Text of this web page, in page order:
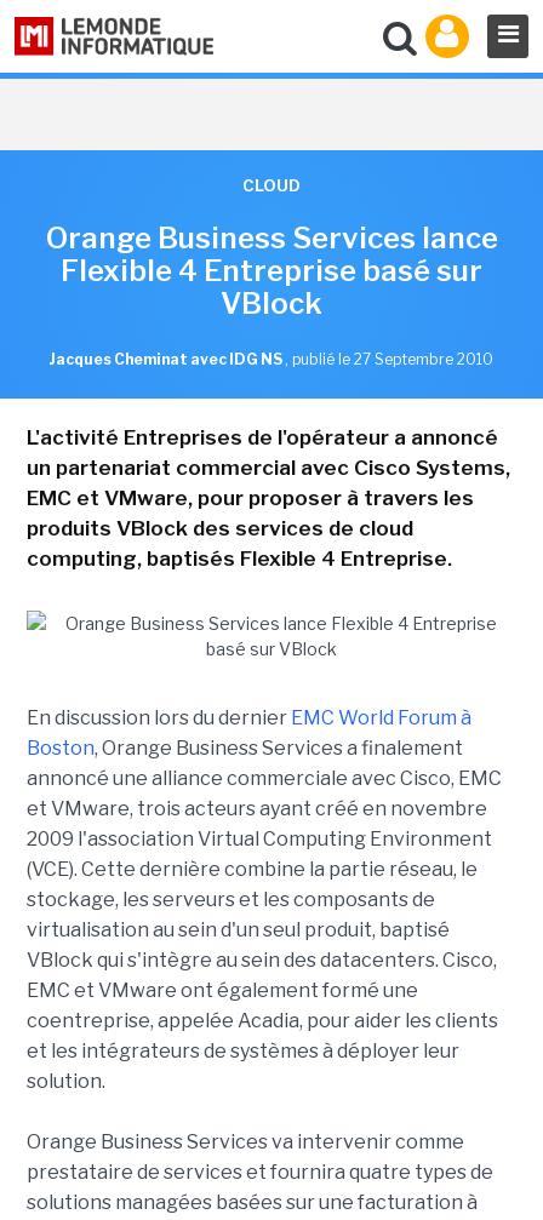
CLOUD
Orange Business Services lance
Flexible 4 Entreprise basé sur
VBlock
Jacques Cheminat avec IDG NS , publié le 27 Septembre 2010
L'activité Entreprises de l'opérateur a annoncé
un partenariat commercial avec Cisco Systems,
EMC et VMware, pour proposer à travers les
produits VBlock des services de cloud
computing, baptisés Flexible 4 Entreprise.
En discussion lors du dernier EMC World Forum à
Boston, Orange Business Services a finalement
annoncé une alliance commerciale avec Cisco, EMC
et VMware, trois acteurs ayant créé en novembre
2009 l'association Virtual Computing Environment
(VCE). Cette dernière combine la partie réseau, le
stockage, les serveurs et les composants de
virtualisation au sein d'un seul produit, baptisé
VBlock qui s'intègre au sein des datacenters. Cisco,
EMC et VMware ont également formé une
coentreprise, appelée Acadia, pour aider les clients
et les intégrateurs de systèmes à déployer leur
solution.
Orange Business Services va intervenir comme
prestataire de services et fournira quatre types de
solutions managées basées sur une facturation à